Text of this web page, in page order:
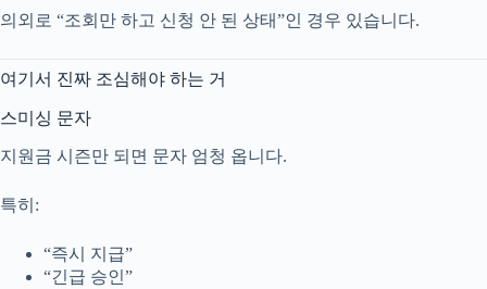
의외로 “조회만 하고 신청 안 된 상태”인 경우 있습니다.
여기서 진짜 조심해야 하는 거
스미싱 문자
지원금 시즌만 되면 문자 엄청 옵니다.
특히:
“즉시 지급”
“긴급 승인”